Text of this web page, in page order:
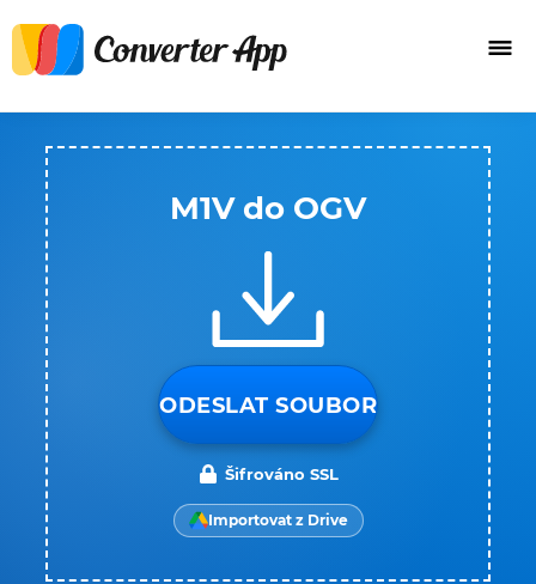
M1V do OGV
ODESLAT SOUBOR
Šifrováno SSL
Importovat z Drive